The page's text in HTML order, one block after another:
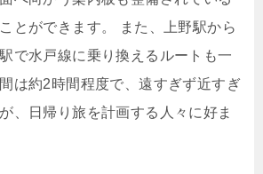
とができます。 また、上野駅から
で水戸線に乗り換えるルートも一
は約2時間程度で、遠すぎず近すぎ
、日帰り旅を計画する人々に好ま